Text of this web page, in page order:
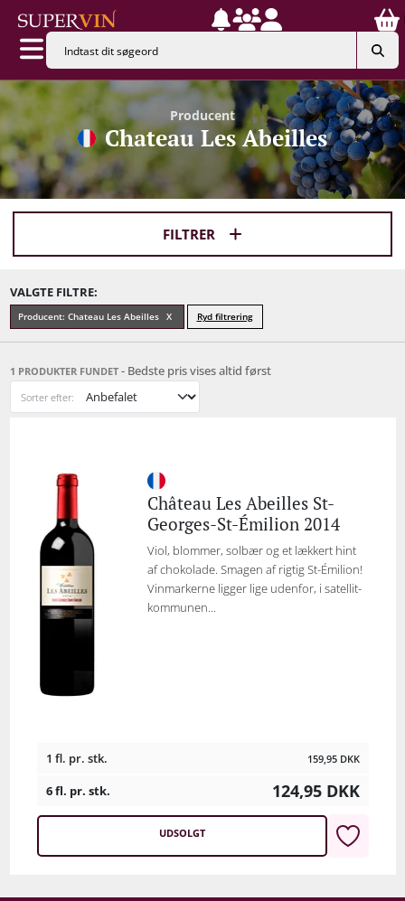
Producent
Chateau Les Abeilles
FILTRER
VALGTE FILTRE:
Producent: Chateau Les Abeilles Ryd filtrering
1 PRODUKTER FUNDET - Bedste pris vises altid først
Sorter efter:
Château Les Abeilles St-
Georges-St-Émilion 2014
Viol, blommer, solbær og et lækkert hint
af chokolade. Smagen af rigtig St-Émilion!
Vinmarkerne ligger lige udenfor, i satellit-
kommunen...
1 fl. pr. stk. 159,95 DKK
6 fl. pr. stk. 124,95 DKK
UDSOLGT